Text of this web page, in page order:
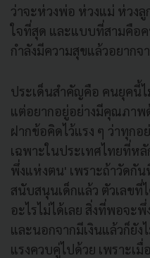
ว่าจะห่วงพ่อ ห่วงแม่ ห่วง
ใจที่สุด และแบบที่สามคือ
กำลังมีความสุขแล้วอยากจ
ประเด็นสำคัญคือ คนยุคนี้
แต่อยากอยู่อย่างมีคุณภาพ
ฝากข้อคิดไว้แรง ๆ ว่าทุกอ
เฉพาะในประเทศไทยที่ห
พึ่งแห่งตน' เพราะถ้าวัดกั
สนับสนุนเด็กแล้ว ตัวเลข
อะไรไม่ได้เลย สิ่งที่พอจะพึ่
และนอกจากมีเงินแล้วก็ยัง
แรงควบคู่ไปด้วย เพราะเมื่